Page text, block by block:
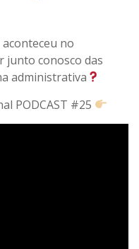
no
junto conosco das
administrativa
PODCAST #25